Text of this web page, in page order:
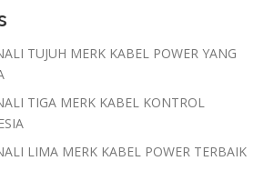
TUJUH MERK KABEL POWER YANG
TIGA MERK KABEL KONTROL
LIMA MERK KABEL POWER TERBAIK